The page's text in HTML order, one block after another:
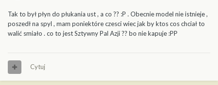
Tak to był płyn do płukania ust , a co ?? :P . Obecnie model nie istnieje ,
poszedł na spyl , mam poniektóre czesci wiec jak by ktos cos chciał to
walić smiało . co to jest Sztywny Pal Azji ?? bo nie kapuje :PP
Cytuj